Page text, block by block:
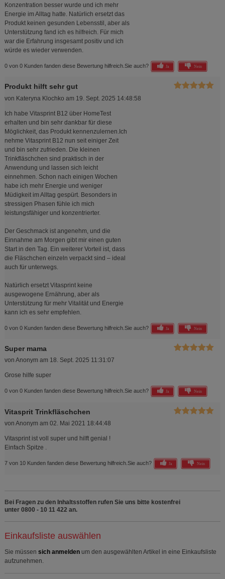
Konzentration besser wurde und ich mehr
Energie im Alltag hatte. Natürlich ersetzt das
Produkt keinen gesunden Lebensstil, aber als
Unterstützung fand ich es hilfreich. Für mich
war die Erfahrung insgesamt positiv und ich
würde es wieder verwenden.
0 von 0 Kunden fanden diese Bewertung hilfreich. Sie auch? Ja Nein
Produkt hilft sehr gut
von Kateryna Klochko am 19. Sept. 2025 14:48:58
Ich habe Vitasprint B12 über HomeTest
erhalten und bin sehr dankbar für diese
Möglichkeit, das Produkt kennenzulernen.Ich
nehme Vitasprint B12 nun seit einiger Zeit
und bin sehr zufrieden. Die kleinen
Trinkfläschchen sind praktisch in der
Anwendung und lassen sich leicht
einnehmen. Schon nach einigen Wochen
habe ich mehr Energie und weniger
Müdigkeit im Alltag gespürt. Besonders in
stressigen Phasen fühle ich mich
leistungsfähiger und konzentrierter.
Der Geschmack ist angenehm, und die
Einnahme am Morgen gibt mir einen guten
Start in den Tag. Ein weiterer Vorteil ist, dass
die Fläschchen einzeln verpackt sind – ideal
auch für unterwegs.
Natürlich ersetzt Vitasprint keine
ausgewogene Ernährung, aber als
Unterstützung für mehr Vitalität und Energie
kann ich es sehr empfehlen.
0 von 0 Kunden fanden diese Bewertung hilfreich. Sie auch? Ja Nein
Super mama
von Anonym am 18. Sept. 2025 11:31:07
Grose hilfe super
0 von 0 Kunden fanden diese Bewertung hilfreich. Sie auch? Ja Nein
Vitasprit Trinkfläschchen
von Anonym am 02. Mai 2021 18:44:48
Vitasprint ist voll super und hilft genial !
Einfach Spitze .
7 von 10 Kunden fanden diese Bewertung hilfreich. Sie auch? Ja Nein
Bei Fragen zu den Inhaltsstoffen rufen Sie uns bitte kostenfrei
unter 0800 - 10 11 422 an.
Einkaufsliste auswählen
Sie müssen sich anmelden um den ausgewählten Artikel in eine Einkaufsliste
aufzunehmen.